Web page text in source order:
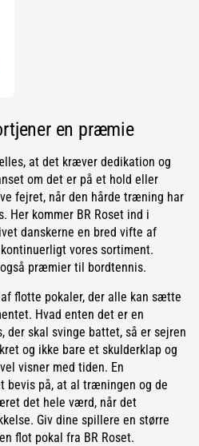
en præmie
at det kræver dedikation og
om det er på et hold eller
fejret, når den hårde træning har
Her kommer BR Roset ind i
danskerne en bred vifte af
vores sortiment.
præmier til bordtennis.
flotte pokaler, der alle kan sætte
Hvad enten det er en
der skal svinge battet, så er sejren
og ikke bare et skulderklap og
visner med tiden. En
bevis på, at al træningen og de
det hele værd, når det
Giv dine spillere en større
flot pokal fra BR Roset.